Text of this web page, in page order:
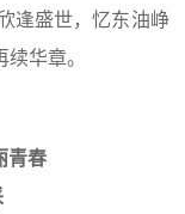
逢盛世，忆东油峥
华章。
青春